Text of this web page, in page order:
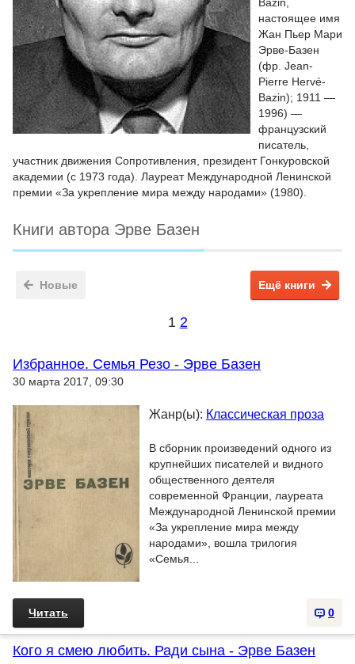
настоящее имя
Жан Пьер Мари
Эрве-Базен
(фр. Jean-
Pierre Hervé-
Bazin); 1911 —
1996) —
французский
писатель,
участник движения Сопротивления, президент Гонкуровской
академии (с 1973 года). Лауреат Международной Ленинской
премии «За укрепление мира между народами» (1980).
Книги автора Эрве Базен
Новые Ещё книги
1 2
Избранное. Семья Резо - Эрве Базен
30 марта 2017, 09:30
Жанр(ы): Классическая проза
В сборник произведений одного из
крупнейших писателей и видного
общественного деятеля
современной Франции, лауреата
Международной Ленинской премии
«За укрепление мира между
народами», вошла трилогия
«Семья...
0
Читать
Кого я смею любить. Ради сына - Эрве Базен